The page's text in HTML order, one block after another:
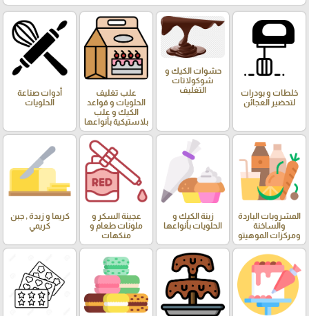
خلطات و بودرات
لتحضير العجائن
حشوات الكيك و
شوكولاتات
التغليف
علب تغليف
الحلويات و قواعد
الكيك و علب
بلاستيكية بأنواعها
أدوات صناعة
الحلويات
المشروبات الباردة
والساخنة
ومركزات الموهيتو
زينة الكيك و
الحلويات بأنواعها
عجينة السكر و
ملونات طعام و
منكهات
كريما و زبدة , جبن
كريمي